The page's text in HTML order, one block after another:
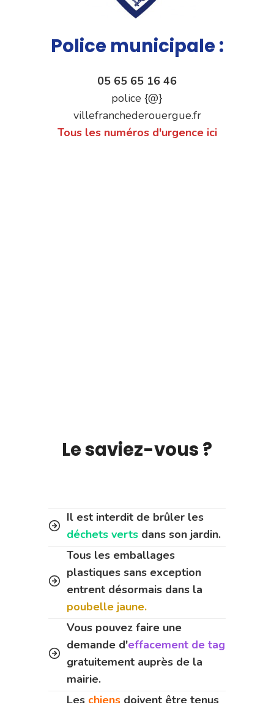
Police municipale :
05 65 65 16 46
police {@}
villefranchederouergue.fr
Tous les numéros d'urgence ici
Le saviez-vous ?
Il est interdit de brûler les
déchets verts dans son jardin.
Tous les emballages
plastiques sans exception
entrent désormais dans la
poubelle jaune.
Vous pouvez faire une
demande d'effacement de tag
gratuitement auprès de la
mairie.
Les chiens doivent être tenus